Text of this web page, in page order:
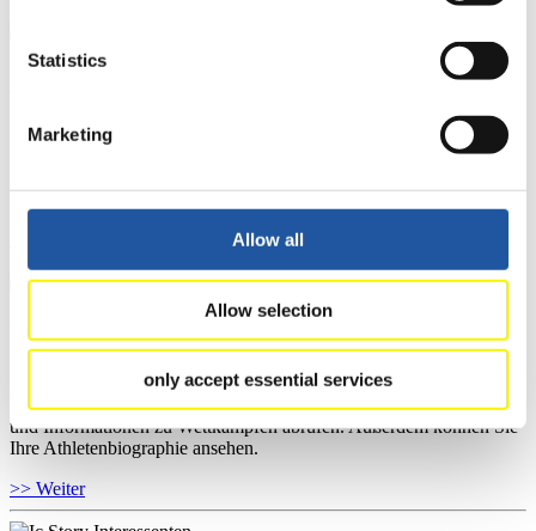
Statistics
Marketing
Allow all
Allow selection
only accept essential services
Hier können Sie das aktuelle Regelwerk sowie Richtlinien zu
Wettkämpfen, Anti-Doping und Fairplay einsehen, sich über
sowie Informationen über Wettkämpfe abrufen.
Für Athleten
Hier können Sie das aktuelle Regelwerk sowie Richtlinien zu
Wettkämpfen, Anti-Doping und Fairplay einsehen, Ergebnislisten
und Informationen zu Wettkämpfen abrufen. Außerdem können Sie
Ihre Athletenbiographie ansehen.
>> Weiter